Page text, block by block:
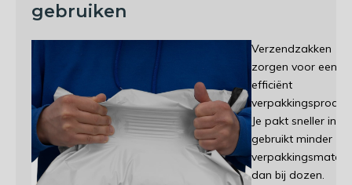
gebruiken
Verzendzakken
zorgen voor een
efficiënt
verpakkingsproces.
Je pakt sneller in en
gebruikt minder
dan bij dozen.